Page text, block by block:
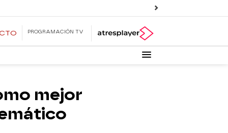
PROGRAMACIÓN TV
mejor